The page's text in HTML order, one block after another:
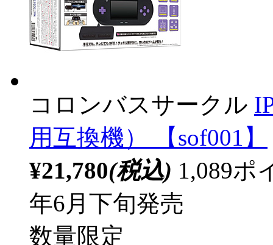
コロンバスサークル
用互換機） 【sof001】
¥21,780(税込) 1,089ポ
年6月下旬発売
数量限定